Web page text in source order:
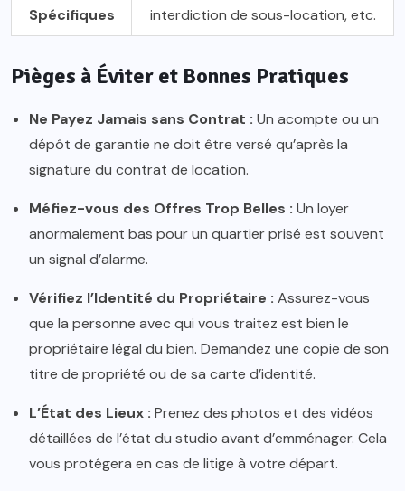
Spécifiques
interdiction de sous-location, etc.
Pièges à Éviter et Bonnes Pratiques
Ne Payez Jamais sans Contrat : Un acompte ou un
dépôt de garantie ne doit être versé qu’après la
signature du contrat de location.
Méfiez-vous des Offres Trop Belles : Un loyer
anormalement bas pour un quartier prisé est souvent
un signal d’alarme.
Vérifiez l’Identité du Propriétaire : Assurez-vous
que la personne avec qui vous traitez est bien le
propriétaire légal du bien. Demandez une copie de son
titre de propriété ou de sa carte d’identité.
L’État des Lieux : Prenez des photos et des vidéos
détaillées de l’état du studio avant d’emménager. Cela
vous protégera en cas de litige à votre départ.